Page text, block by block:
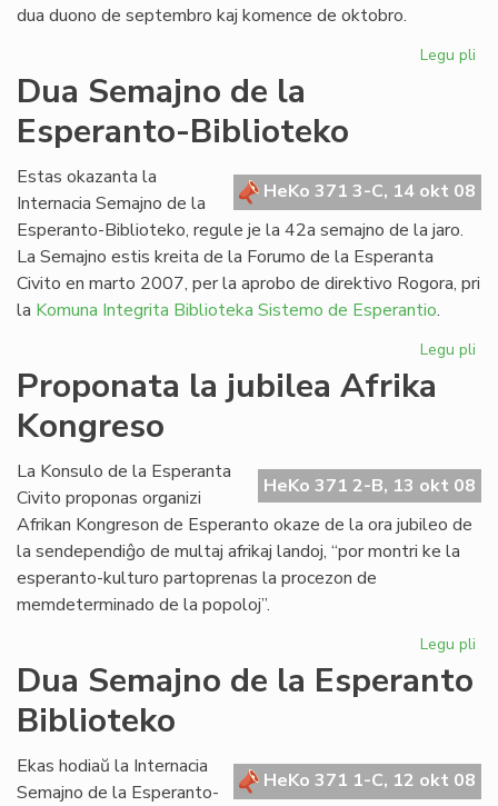
dua duono de septembro kaj komence de oktobro.
Legu pli
ro
Dua Semajno de la
Esperanto-Biblioteko
HeKo 371 3-C, 14 okt 08
Estas okazanta la
Internacia Semajno de la
Esperanto-Biblioteko, regule je la 42a semajno de la jaro.
La Semajno estis kreita de la Forumo de la Esperanta
Civito en marto 2007, per la aprobo de direktivo Rogora, pri
la Komuna Integrita Biblioteka Sistemo de Esperantio.
Legu pli
Proponata la jubilea Afrika
Kongreso
HeKo 371 2-B, 13 okt 08
La Konsulo de la Esperanta
Civito proponas organizi
Afrikan Kongreson de Esperanto okaze de la ora jubileo de
la sendependiĝo de multaj afrikaj landoj, “por montri ke la
esperanto-kulturo partoprenas la procezon de
memdeterminado de la popoloj”.
Legu pli
Dua Semajno de la Esperanto
Biblioteko
HeKo 371 1-C, 12 okt 08
Ekas hodiaŭ la Internacia
Semajno de la Esperanto-